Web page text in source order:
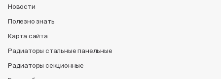
Новости
Полезно знать
Карта сайта
Радиаторы стальные панельные
Радиаторы секционные